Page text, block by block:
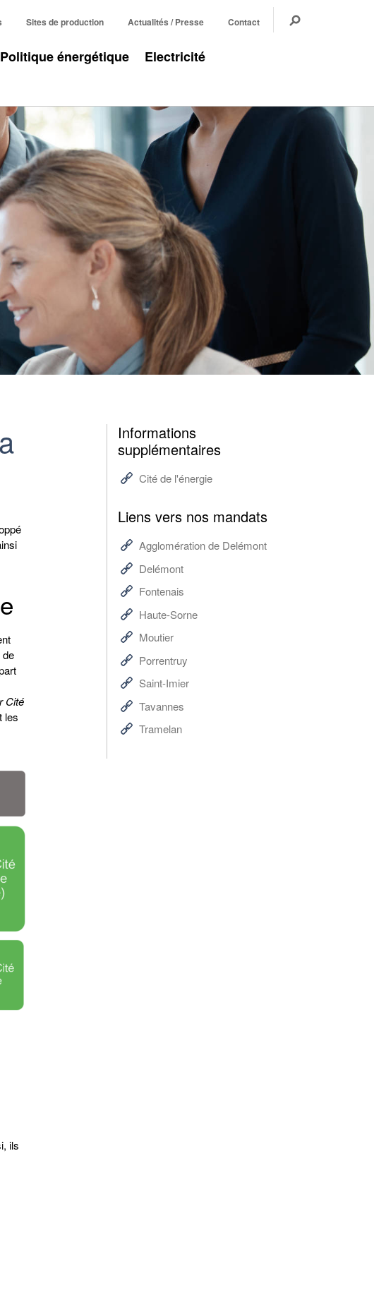
Sites de production Actualités / Presse Contact
Politique énergétique Electricité
de
Cité
les
ils
Informations
supplémentaires
Cité de l'énergie
Liens vers nos mandats
Agglomération de Delémont
Delémont
Fontenais
Haute-Sorne
Moutier
Porrentruy
Saint-Imier
Tavannes
Tramelan